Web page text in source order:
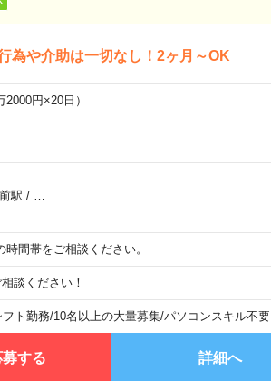
為や介助は一切なし！2ヶ月～OK
円×20日）
駅 /
間帯をご相談ください。
談ください！
フト勤務/10名以上の大量募集/パソコンスキル不要
募する 詳細へ